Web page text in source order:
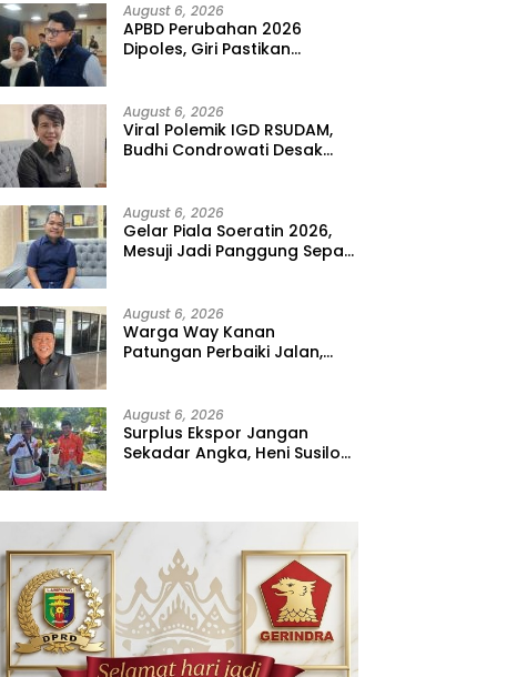
August 6, 2026
APBD Perubahan 2026
Dipoles, Giri Pastikan
August 6, 2026
Viral Polemik IGD RSUDAM,
Budhi Condrowati Desak
August 6, 2026
Gelar Piala Soeratin 2026,
Mesuji Jadi Panggung Sepak
August 6, 2026
Warga Way Kanan
Patungan Perbaiki Jalan,
August 6, 2026
Surplus Ekspor Jangan
Sekadar Angka, Heni Susilo